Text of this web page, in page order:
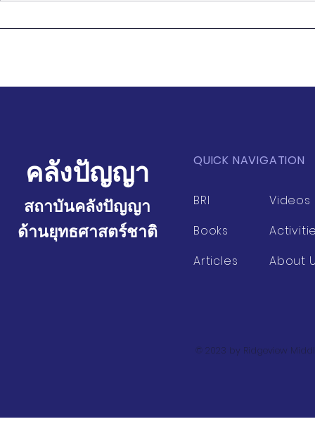
สถาบันคลังปัญญาฯ นำคณะ
ชีวิตเกษตรกร ณ มูลนิธิ
สถาบันคลัง
ผู้สูงอายุไท
คลังปัญญา
สถาบันคลังปัญญา
ด้านยุทธศาสตร์ชาติ
QUICK NAVIGATION
BRI
Books
Articles
Videos
About
© 2023 by Ridgeview